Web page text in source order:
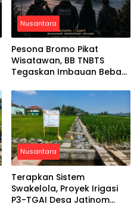
Nusantara
Pesona Bromo Pikat
Wisatawan, BB TNBTS
Tegaskan Imbauan Bebas
Turun Sampah
Nusantara
Terapkan Sistem
Swakelola, Proyek Irigasi
P3-TGAI Desa Jatinom